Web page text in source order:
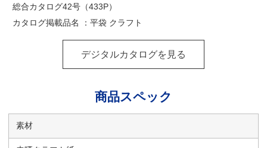
総合カタログ42号（433P）
カタログ掲載品名 ：平袋 クラフト
デジタルカタログを見る
商品スペック
素材